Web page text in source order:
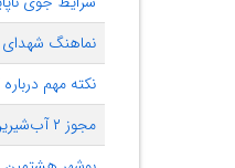
نماهنگ
نکته مهم
مجوز ۲ آب‌شیرین‌کن در عسلویه صادر شد